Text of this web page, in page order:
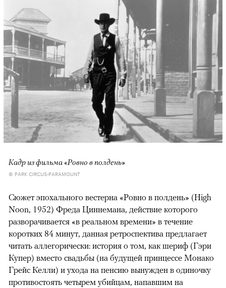
Кадр из фильма «Ровно в полдень»
© PARK CIRCUS-PARAMOUNT
Сюжет эпохального вестерна «Ровно в полдень» (High
Noon, 1952) Фреда Циннемана, действие которого
разворачивается «в реальном времени» в течение
коротких 84 минут, данная ретроспектива предлагает
читать аллегорически: история о том, как шериф (Гэри
Купер) вместо свадьбы (на будущей принцессе Монако
Грейс Келли) и ухода на пенсию вынужден в одиночку
противостоять четырем убийцам, напавшим на